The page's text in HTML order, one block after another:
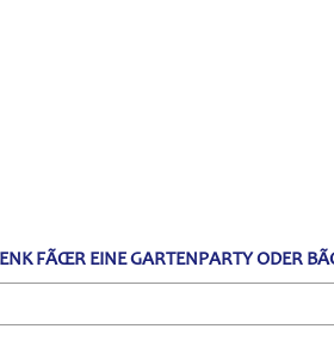
FÃŒR EINE GARTENPARTY ODER